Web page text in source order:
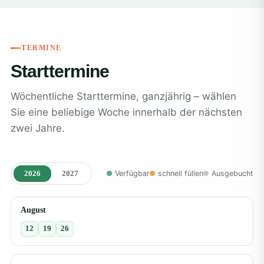
TERMINE
Starttermine
Wöchentliche Starttermine, ganzjährig – wählen
Sie eine beliebige Woche innerhalb der nächsten
zwei Jahre.
2026 2027 Verfügbar schnell füllen Ausgebucht
August
12 19 26